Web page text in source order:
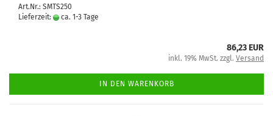
Art.Nr.: SMTS250
Lieferzeit:
ca. 1-3 Tage
86,23 EUR
inkl. 19% MwSt. zzgl. Versand
IN DEN WARENKORB